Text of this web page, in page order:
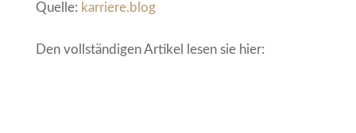
Quelle: karriere.blog
Den vollständigen Artikel lesen sie hier: